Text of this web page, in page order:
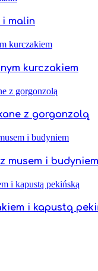
i malin
kurczakiem
z gorgonzolą
musem i budyniem
i kapustą